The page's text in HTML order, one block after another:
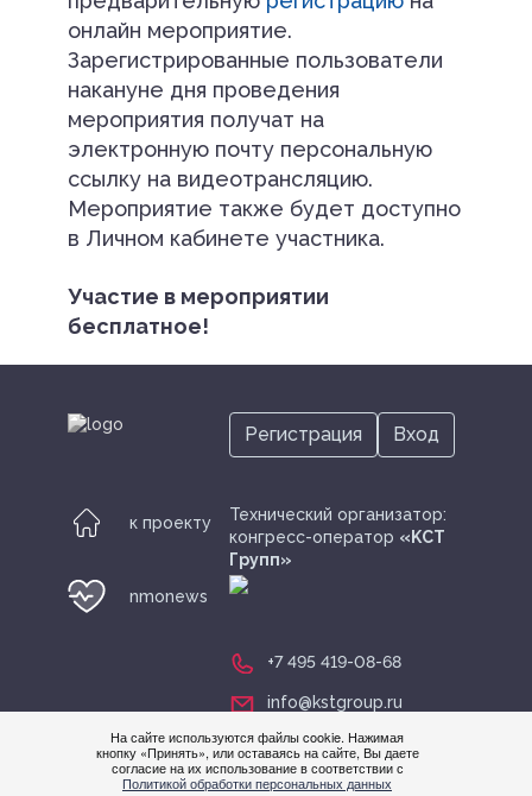
На сайте используются файлы cookie. Нажимая
кнопку «Принять», или оставаясь на сайте, Вы даете
согласие на их использование в соответствии с
Политикой обработки персональных данных
онлайн мероприятие.
Зарегистрированные пользователи
накануне дня проведения
мероприятия получат на
электронную почту персональную
ссылку на видеотрансляцию.
Мероприятие также будет доступно
в Личном кабинете участника.
Участие в мероприятии
бесплатное!
к проекту
nmonews
Технический организатор:
конгресс-оператор «KСТ
Групп»
+7 495 419-08-68
info@kstgroup.ru
Регистрация Вход